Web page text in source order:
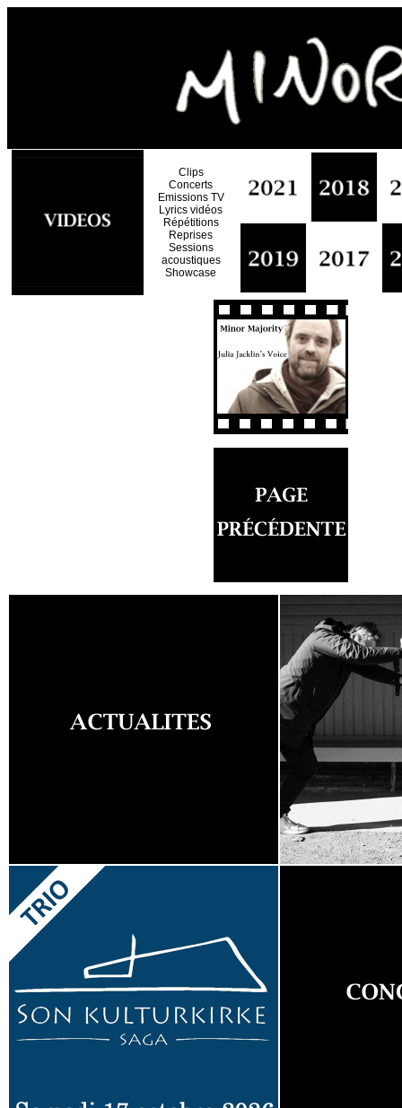
Clips
Concerts
Emissions TV
Lyrics vidéos
Répétitions
Reprises
Sessions
acoustiques
Showcase